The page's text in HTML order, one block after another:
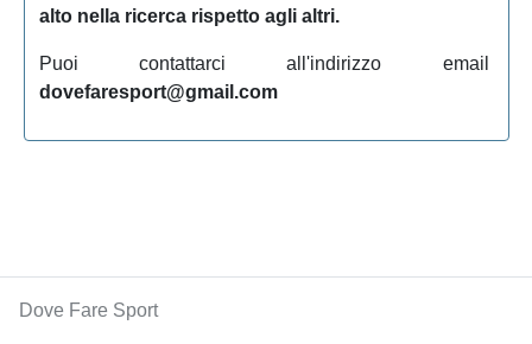
alto nella ricerca rispetto agli altri.
Puoi contattarci all'indirizzo email
dovefaresport@gmail.com
Dove Fare Sport